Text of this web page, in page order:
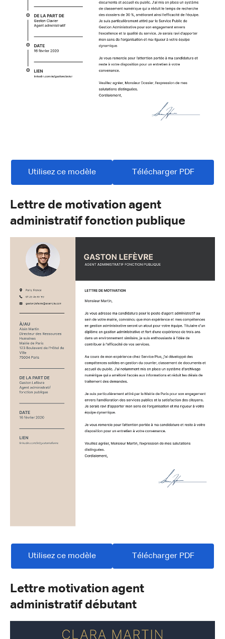
Utilisez ce modèle Télécharger PDF
Lettre de motivation agent
administratif fonction publique
Utilisez ce modèle Télécharger PDF
Lettre motivation agent
administratif débutant